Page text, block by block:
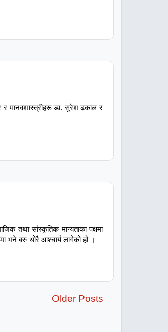
र मानवशास्त्रीहरू डा. सुरेश ढकाल र
तथा सांस्कृतिक मान्यताका पक्षमा
भने बरु थोरै आश्चार्य लागेको हो ।
Older Posts